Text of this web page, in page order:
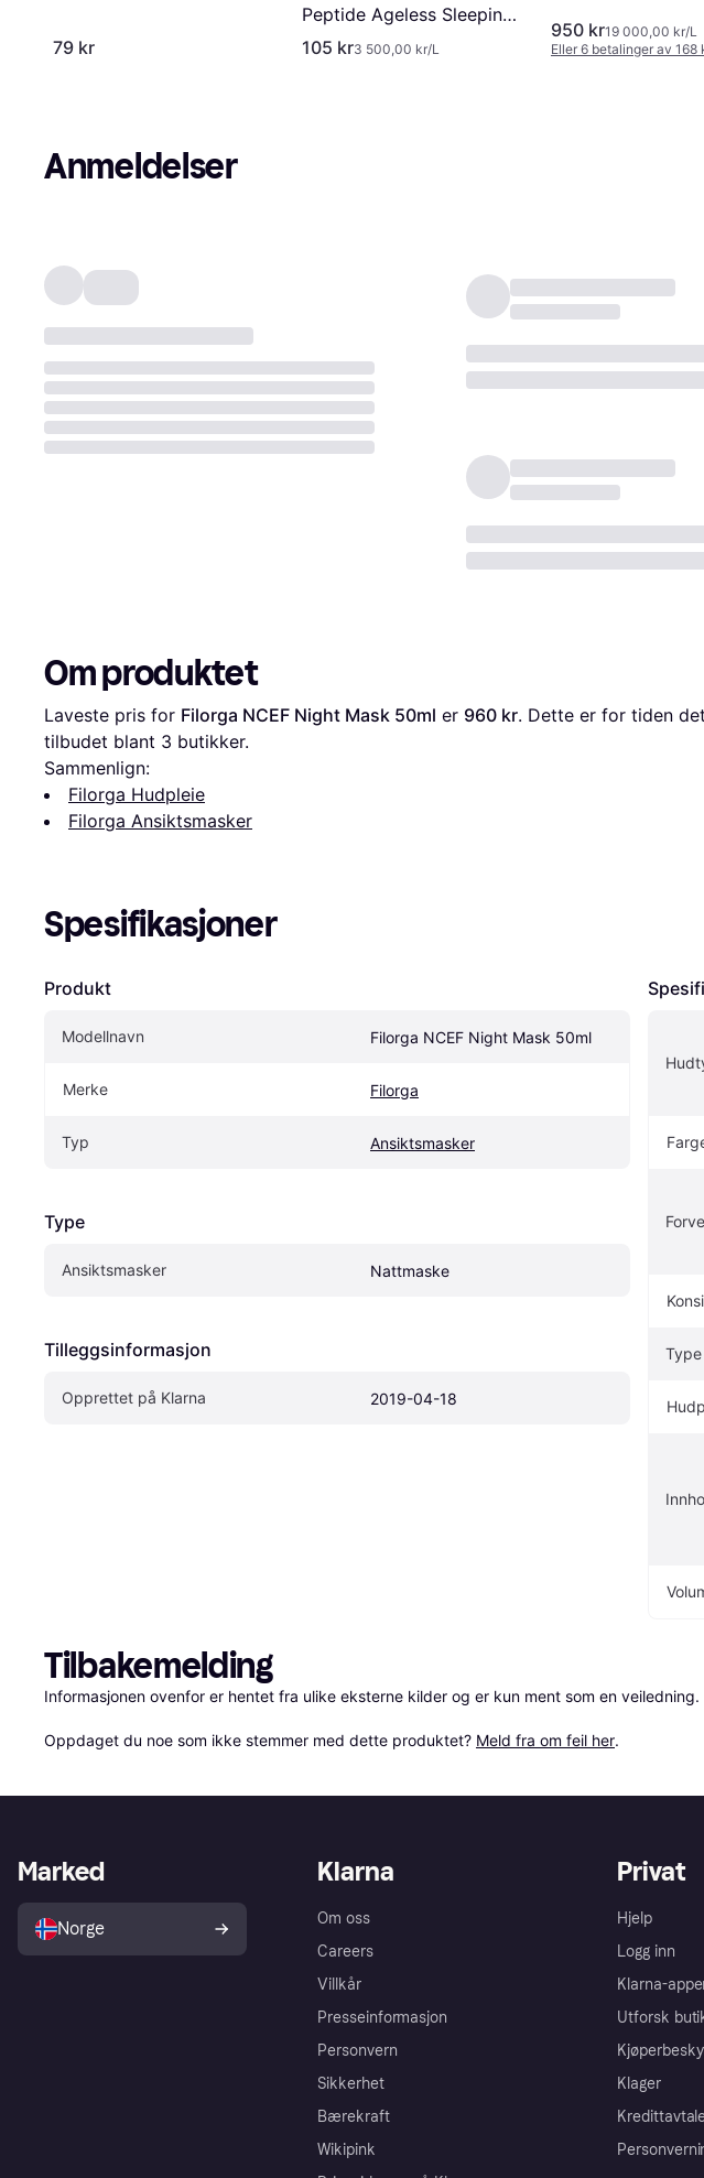
79 kr
Peptide Ageless Sleeping
Mask 30ml
105 kr3 500,00 kr/L
950 kr19 000,00 kr/L
Eller 6 betalinger av 168
Anmeldelser
Om produktet
Laveste pris for Filorga NCEF Night Mask 50ml er 960 kr. Dette er for tiden
tilbudet blant 3 butikker.
Sammenlign:
Filorga Hudpleie
Filorga Ansiktsmasker
Spesifikasjoner
Produkt
Modellnavn Filorga NCEF Night Mask 50ml
Merke Filorga
Typ Ansiktsmasker
Type
Ansiktsmasker Nattmaske
Tilleggsinformasjon
Opprettet på Klarna 2019-04-18
Tilbakemelding
Informasjonen ovenfor er hentet fra ulike eksterne kilder og er kun ment som en veiledning.
Oppdaget du noe som ikke stemmer med dette produktet? Meld fra om feil her.
Klarna
Om oss
Careers
Villkår
Presseinformasjon
Personvern
Sikkerhet
Bærekraft
Wikipink
Privat
Hjelp
Logg inn
Klarna-
Utforsk
Klager
Marked
Norge